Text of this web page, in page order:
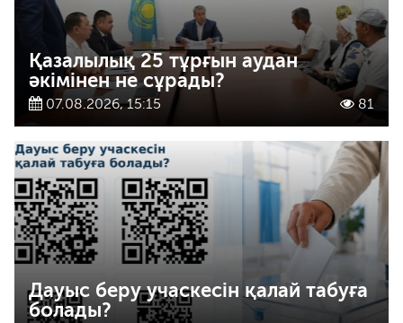
Қазалылық 25 тұрғын аудан
әкімінен не сұрады?
07.08.2026, 15:15 81
Дауыс беру учаскесін қалай табуға
болады?